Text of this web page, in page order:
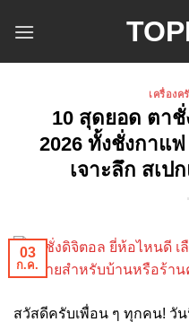
เครื่องค
10 สุดยอด ตา
2026 ทั้งชั่งกาแ
เจาะลึก สเ
03
ก.ค.
สวัสดีครับเพื่อน ๆ ทุกคน! วั